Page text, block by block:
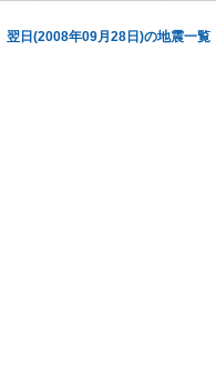
翌日(2008年09月28日)の地震一覧